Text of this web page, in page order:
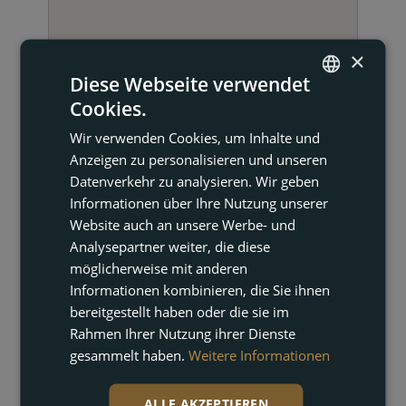
KONTAKT AUFNEHMEN
Immobilienmakler
FRENCH
GERMAN
×
Diese Webseite verwendet
Cookies.
Wir verwenden Cookies, um Inhalte und
Anzeigen zu personalisieren und unseren
Datenverkehr zu analysieren. Wir geben
Informationen über Ihre Nutzung unserer
Website auch an unsere Werbe- und
Analysepartner weiter, die diese
möglicherweise mit anderen
Informationen kombinieren, die Sie ihnen
bereitgestellt haben oder die sie im
Rahmen Ihrer Nutzung ihrer Dienste
gesammelt haben. Weitere Informationen